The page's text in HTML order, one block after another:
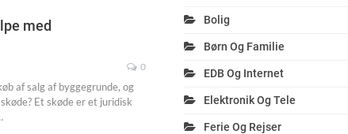
med
0
af salg af byggegrunde, og
Et skøde er et juridisk
Bolig
Børn Og Familie
EDB Og Internet
Elektronik Og Tele
Ferie Og Rejser